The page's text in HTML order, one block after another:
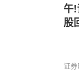
午
股
证